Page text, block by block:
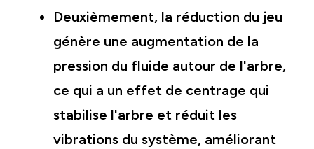
Deuxièmement, la réduction du jeu
génère une augmentation de la
pression du fluide autour de l'arbre,
ce qui a un effet de centrage qui
stabilise l'arbre et réduit les
vibrations du système, améliorant